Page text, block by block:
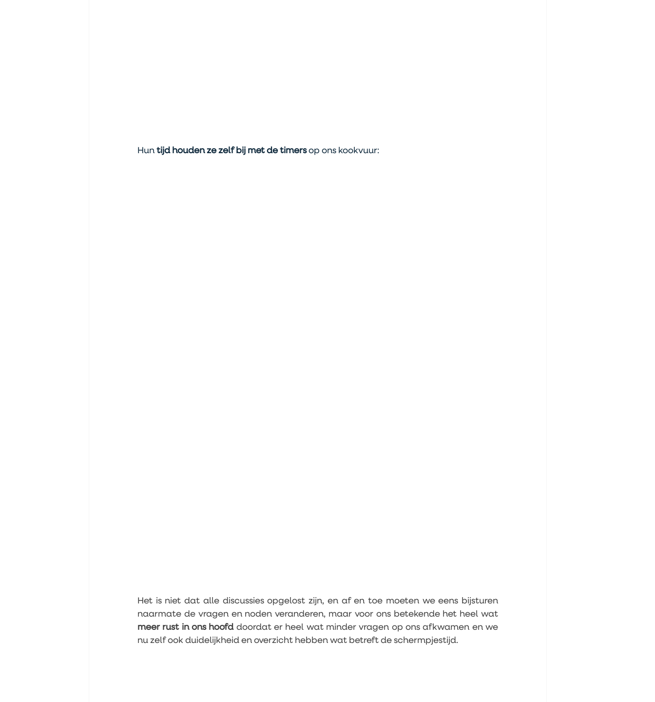
Hun tijd houden ze zelf bij met de timers op ons kookvuur:
Het is niet dat alle discussies opgelost zijn, en af en toe moeten we eens bijsturen
meer rust in ons hoofd doordat er heel wat minder vragen op ons afkwamen en we
nu zelf ook duidelijkheid en overzicht hebben wat betreft de schermpjestijd.